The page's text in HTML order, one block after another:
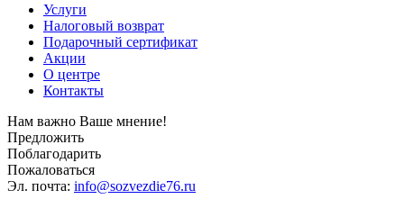
Услуги
Налоговый возврат
Подарочный сертификат
Акции
О центре
Контакты
Нам важно Ваше мнение!
Предложить
Поблагодарить
Пожаловаться
Эл. почта: info@sozvezdie76.ru